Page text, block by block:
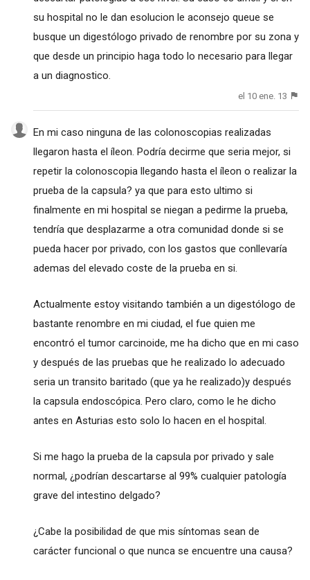
su hospital no le dan esolucion le aconsejo queue se
busque un digestólogo privado de renombre por su zona y
que desde un principio haga todo lo necesario para llegar
a un diagnostico.
el 10 ene. 13
En mi caso ninguna de las colonoscopias realizadas
llegaron hasta el íleon. Podría decirme que seria mejor, si
repetir la colonoscopia llegando hasta el íleon o realizar la
prueba de la capsula? ya que para esto ultimo si
finalmente en mi hospital se niegan a pedirme la prueba,
tendría que desplazarme a otra comunidad donde si se
pueda hacer por privado, con los gastos que conllevaría
ademas del elevado coste de la prueba en si.
Actualmente estoy visitando también a un digestólogo de
bastante renombre en mi ciudad, el fue quien me
encontró el tumor carcinoide, me ha dicho que en mi caso
y después de las pruebas que he realizado lo adecuado
seria un transito baritado (que ya he realizado)y después
la capsula endoscópica. Pero claro, como le he dicho
antes en Asturias esto solo lo hacen en el hospital.
Si me hago la prueba de la capsula por privado y sale
normal, ¿podrían descartarse al 99% cualquier patología
grave del intestino delgado?
¿Cabe la posibilidad de que mis síntomas sean de
carácter funcional o que nunca se encuentre una causa?